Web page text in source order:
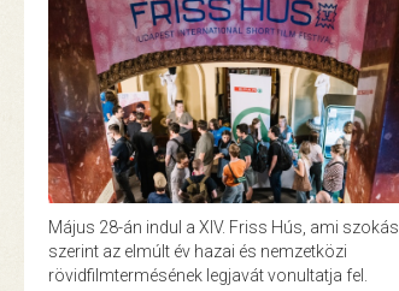
Május 28-án indul a XIV. Friss Hús, ami szokás
szerint az elmúlt év hazai és nemzetközi
rövidfilmtermésének legjavát vonultatja fel.